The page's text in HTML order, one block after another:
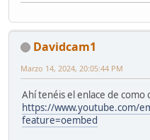
Davidcam1
Marzo 14, 2024, 20:05:44 PM
Ahí tenéis el enlace de como
https://www.youtube.com/
feature=oembed